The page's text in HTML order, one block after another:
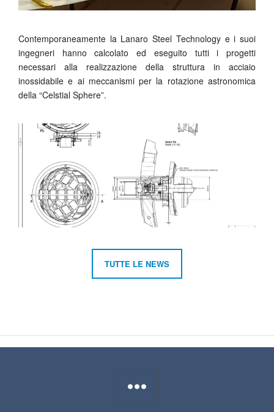
Contemporaneamente la Lanaro Steel Technology e i suoi
ingegneri hanno calcolato ed eseguito tutti i progetti
necessari alla realizzazione della struttura in acciaio
inossidabile e ai meccanismi per la rotazione astronomica
della “Celstial Sphere”.
TUTTE LE NEWS